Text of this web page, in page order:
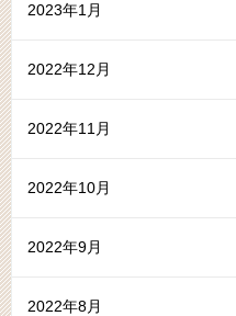
2023年1月
2022年12月
2022年11月
2022年10月
2022年9月
2022年8月